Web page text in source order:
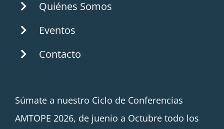
Quiénes Somos
Eventos
Contacto
Súmate a nuestro Ciclo de Conferencias
AMTOPE 2026, de juenio a Octubre todo los